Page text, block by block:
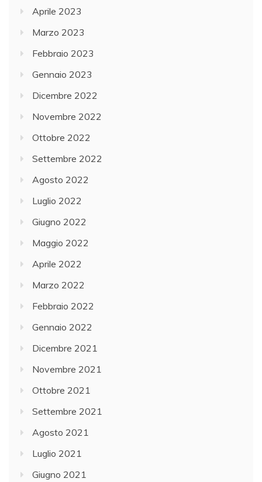
Aprile 2023
Marzo 2023
Febbraio 2023
Gennaio 2023
Dicembre 2022
Novembre 2022
Ottobre 2022
Settembre 2022
Agosto 2022
Luglio 2022
Giugno 2022
Maggio 2022
Aprile 2022
Marzo 2022
Febbraio 2022
Gennaio 2022
Dicembre 2021
Novembre 2021
Ottobre 2021
Settembre 2021
Agosto 2021
Luglio 2021
Giugno 2021